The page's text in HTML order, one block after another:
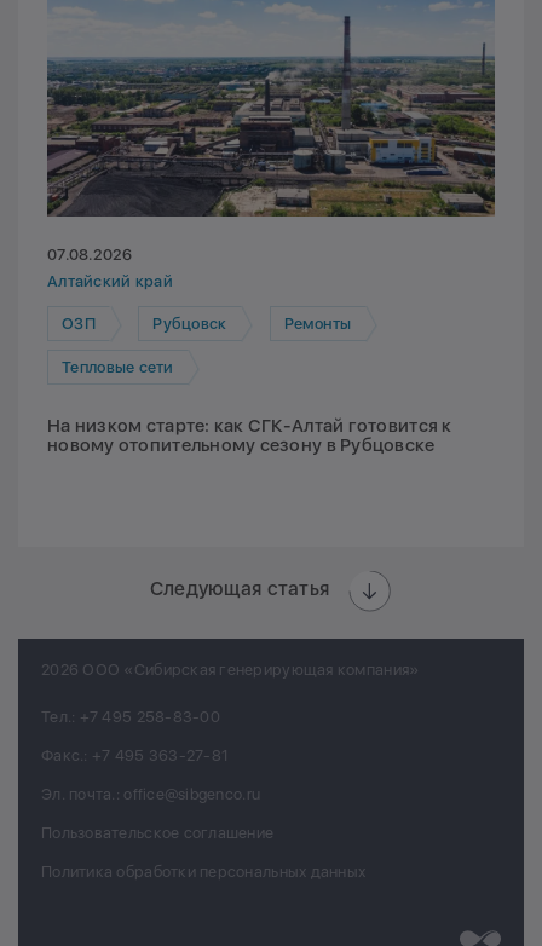
07.08.2026
Алтайский край
ОЗП Рубцовск Ремонты
Тепловые сети
На низком старте: как СГК-Алтай готовится к
новому отопительному сезону в Рубцовске
Следующая статья
2026 ООО «Сибирская генерирующая компания»
Тел.: +7 495 258-83-00
Факс.: +7 495 363-27-81
Эл. почта.: office@sibgenco.ru
Пользовательское соглашение
Политика обработки персональных данных